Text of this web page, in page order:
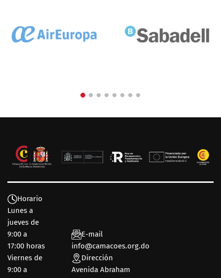
Horario
Lunes a
jueves de
9:00 a
17:00 horas
Viernes de
9:00 a
E-mail
info@camacoes.org.do
Dirección
Avenida Abraham